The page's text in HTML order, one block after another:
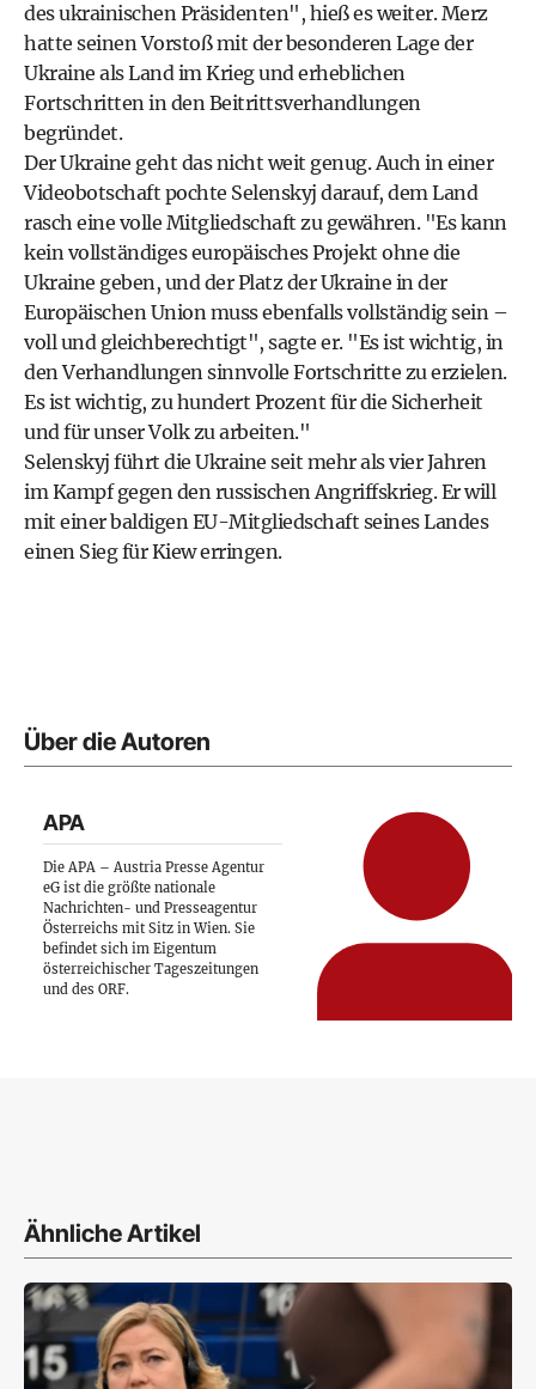
des ukrainischen Präsidenten", hieß es weiter. Merz
hatte seinen Vorstoß mit der besonderen Lage der
Ukraine als Land im Krieg und erheblichen
Fortschritten in den Beitrittsverhandlungen
begründet.
Der Ukraine geht das nicht weit genug. Auch in einer
Videobotschaft pochte Selenskyj darauf, dem Land
rasch eine volle Mitgliedschaft zu gewähren. "Es kann
kein vollständiges europäisches Projekt ohne die
Ukraine geben, und der Platz der Ukraine in der
Europäischen Union muss ebenfalls vollständig sein –
voll und gleichberechtigt", sagte er. "Es ist wichtig, in
den Verhandlungen sinnvolle Fortschritte zu erzielen.
Es ist wichtig, zu hundert Prozent für die Sicherheit
und für unser Volk zu arbeiten."
Selenskyj führt die Ukraine seit mehr als vier Jahren
im Kampf gegen den russischen Angriffskrieg. Er will
mit einer baldigen EU-Mitgliedschaft seines Landes
einen Sieg für Kiew erringen.
Über die Autoren
APA
Die APA – Austria Presse Agentur
eG ist die größte nationale
Nachrichten- und Presseagentur
Österreichs mit Sitz in Wien. Sie
befindet sich im Eigentum
österreichischer Tageszeitungen
und des ORF.
Ähnliche Artikel